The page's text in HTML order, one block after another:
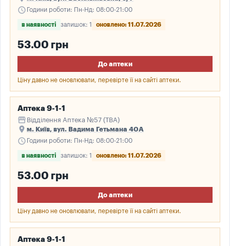
schedule Години роботи: Пн-Нд: 08:00-21:00
в наявності залишок: 1 оновлено: 11.07.2026
53.00 грн
До аптеки
Ціну давно не оновлювали, перевірте її на сайті аптеки.
Аптека 9-1-1
storefront Відділення Аптека №57 (ТВА)
place м. Київ, вул. Вадима Гетьмана 40А
schedule Години роботи: Пн-Нд: 08:00-21:00
в наявності залишок: 1 оновлено: 11.07.2026
53.00 грн
До аптеки
Ціну давно не оновлювали, перевірте її на сайті аптеки.
Аптека 9-1-1